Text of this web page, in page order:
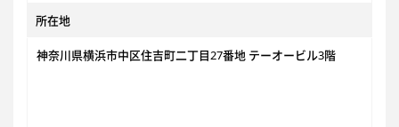
所在地
神奈川県横浜市中区住吉町二丁目27番地 テーオービル3階